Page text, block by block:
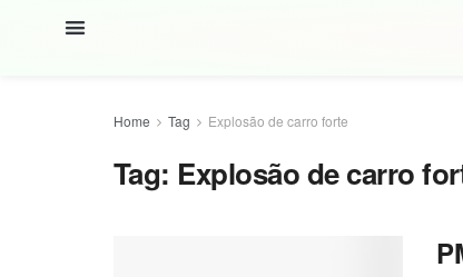
Home Tag Explosão de carro forte
Tag: Explosão de carro